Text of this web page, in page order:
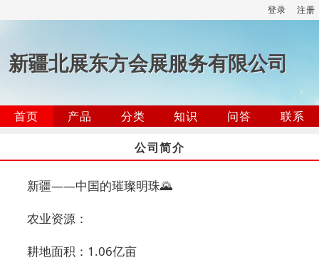
登录 注册
新疆北展东方会展服务有限公司
首页 产品 分类 知识 问答
联系
公司简介
新疆——中国的璀璨明珠🌄
农业资源：
耕地面积：1.06亿亩